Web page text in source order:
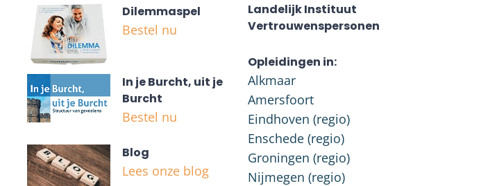
Dilemmaspel
Bestel nu
In je Burcht, uit je
Burcht
Bestel nu
Blog
Lees onze blog
Landelijk Instituut
Vertrouwenspersonen
Opleidingen in:
Alkmaar
Amersfoort
Eindhoven (regio)
Enschede (regio)
Groningen (regio)
Nijmegen (regio)